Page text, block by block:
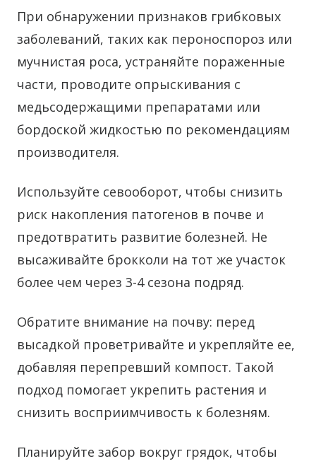
При обнаружении признаков грибковых
заболеваний, таких как пероноспороз или
мучнистая роса, устраняйте пораженные
части, проводите опрыскивания с
медьсодержащими препаратами или
бордоской жидкостью по рекомендациям
производителя.
Используйте севооборот, чтобы снизить
риск накопления патогенов в почве и
предотвратить развитие болезней. Не
высаживайте брокколи на тот же участок
более чем через 3-4 сезона подряд.
Обратите внимание на почву: перед
высадкой проветривайте и укрепляйте ее,
добавляя перепревший компост. Такой
подход помогает укрепить растения и
снизить восприимчивость к болезням.
Планируйте забор вокруг грядок, чтобы